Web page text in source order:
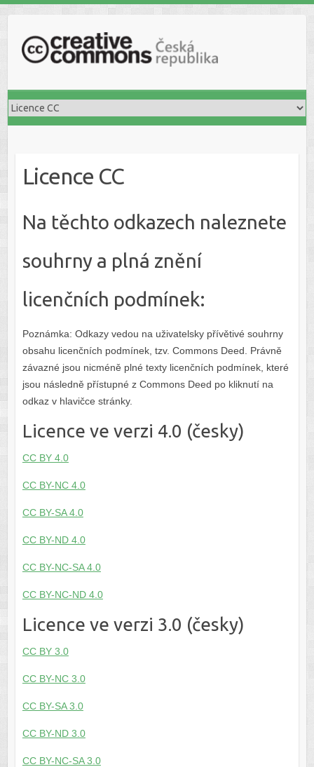
Licence CC
Na těchto odkazech naleznete
souhrny a plná znění
licenčních podmínek:
Poznámka: Odkazy vedou na uživatelsky přívětivé souhrny
obsahu licenčních podmínek, tzv. Commons Deed. Právně
závazné jsou nicméně plné texty licenčních podmínek, které
jsou následně přístupné z Commons Deed po kliknutí na
odkaz v hlavičce stránky.
Licence ve verzi 4.0 (česky)
CC BY 4.0
CC BY-NC 4.0
CC BY-SA 4.0
CC BY-ND 4.0
CC BY-NC-SA 4.0
CC BY-NC-ND 4.0
Licence ve verzi 3.0 (česky)
CC BY 3.0
CC BY-NC 3.0
CC BY-SA 3.0
CC BY-ND 3.0
CC BY-NC-SA 3.0